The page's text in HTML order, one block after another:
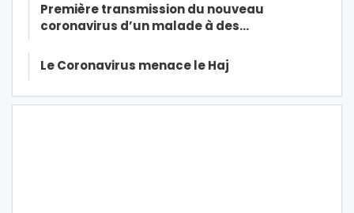
Première transmission du nouveau
coronavirus d’un malade à des…
Le Coronavirus menace le Haj